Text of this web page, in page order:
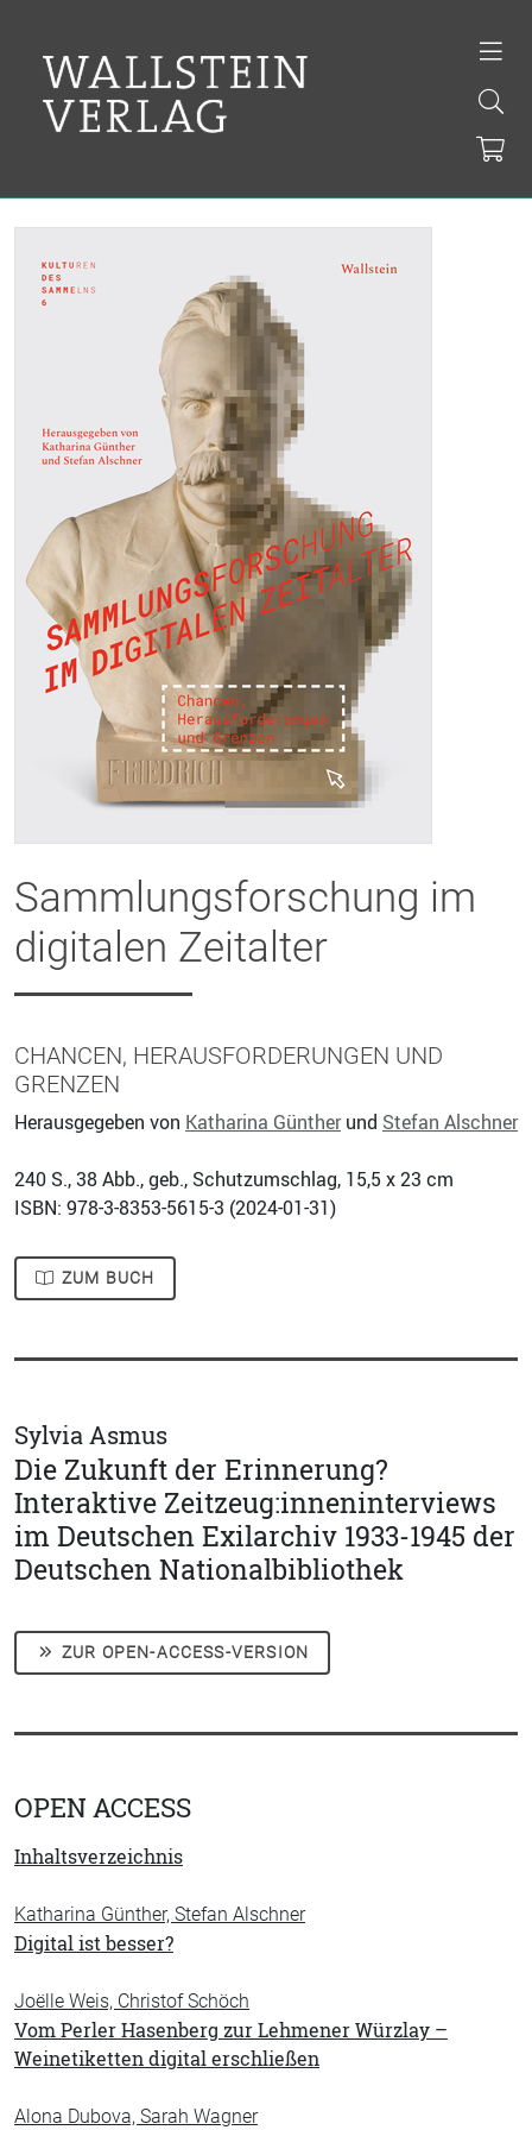
Sammlungsforschung im
digitalen Zeitalter
CHANCEN, HERAUSFORDERUNGEN UND
GRENZEN
Herausgegeben von Katharina Güntherund Stefan Alschner
240 S., 38 Abb., geb., Schutzumschlag, 15,5 x 23 cm
ISBN: 978-3-8353-5615-3 (2024-01-31)
ZUM BUCH
Sylvia Asmus
Die Zukunft der Erinnerung?
Interaktive Zeitzeug:innen­interviews
im Deutschen Exilarchiv 1933-1945 der
Deutschen Nationalbibliothek
ZUR OPEN-ACCESS-VERSION
OPEN ACCESS
Inhaltsverzeichnis
Katharina Günther, Stefan Alschner
Digital ist besser?
Joëlle Weis, Christof Schöch
Vom Perler Hasenberg zur Lehmener Würzlay –
Weinetiketten digital erschließen
Alona Dubova, Sarah Wagner